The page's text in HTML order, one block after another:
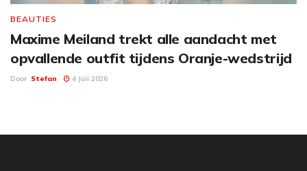
BEAUTIES
Maxime Meiland trekt alle aandacht met
opvallende outfit tijdens Oranje-wedstrijd
Door Stefan 4 Juli 2026